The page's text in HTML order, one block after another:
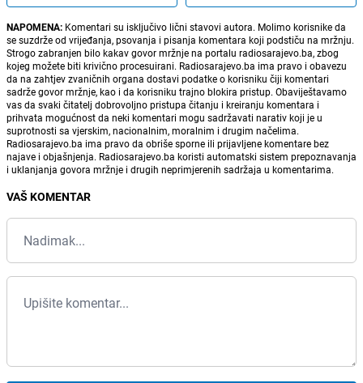
NAPOMENA: Komentari su isključivo lični stavovi autora. Molimo korisnike da
se suzdrže od vrijeđanja, psovanja i pisanja komentara koji podstiču na mržnju.
Strogo zabranjen bilo kakav govor mržnje na portalu radiosarajevo.ba, zbog
kojeg možete biti krivično procesuirani. Radiosarajevo.ba ima pravo i obavezu
da na zahtjev zvaničnih organa dostavi podatke o korisniku čiji komentari
sadrže govor mržnje, kao i da korisniku trajno blokira pristup. Obaviještavamo
vas da svaki čitatelj dobrovoljno pristupa čitanju i kreiranju komentara i
prihvata mogućnost da neki komentari mogu sadržavati narativ koji je u
suprotnosti sa vjerskim, nacionalnim, moralnim i drugim načelima.
Radiosarajevo.ba ima pravo da obriše sporne ili prijavljene komentare bez
najave i objašnjenja. Radiosarajevo.ba koristi automatski sistem prepoznavanja
i uklanjanja govora mržnje i drugih neprimjerenih sadržaja u komentarima.
VAŠ KOMENTAR